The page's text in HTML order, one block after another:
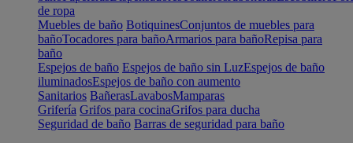
de ropa
Muebles de baño BotiquinesConjuntos de muebles para
bañoTocadores para bañoArmarios para bañoRepisa para
baño
Espejos de baño Espejos de baño sin LuzEspejos de baño
iluminadosEspejos de baño con aumento
Sanitarios BañerasLavabosMamparas
Grifería Grifos para cocinaGrifos para ducha
Seguridad de baño Barras de seguridad para baño